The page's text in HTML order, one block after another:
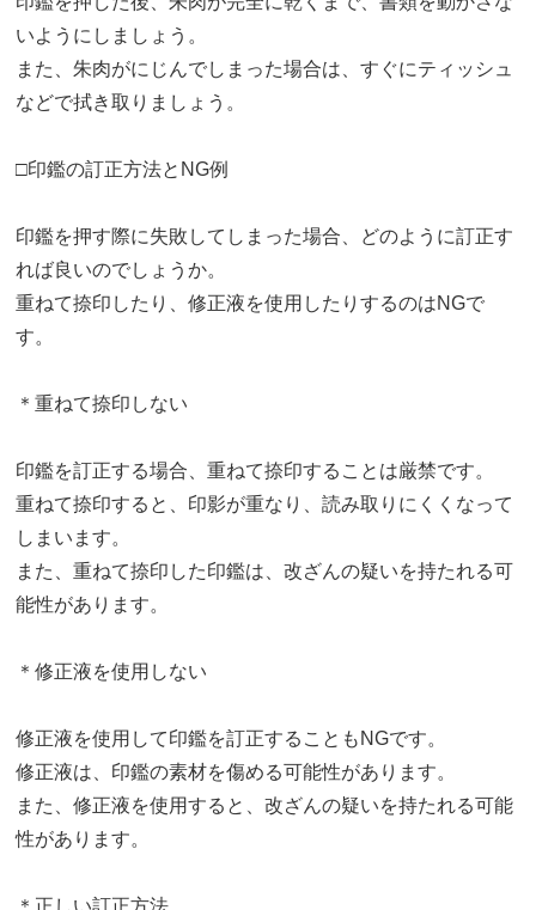
いようにしましょう。
また、朱肉がにじんでしまった場合は、すぐにティッシュ
などで拭き取りましょう。
□印鑑の訂正方法とNG例
印鑑を押す際に失敗してしまった場合、どのように訂正す
れば良いのでしょうか。
重ねて捺印したり、修正液を使用したりするのはNGで
す。
＊重ねて捺印しない
印鑑を訂正する場合、重ねて捺印することは厳禁です。
重ねて捺印すると、印影が重なり、読み取りにくくなって
しまいます。
また、重ねて捺印した印鑑は、改ざんの疑いを持たれる可
能性があります。
＊修正液を使用しない
修正液を使用して印鑑を訂正することもNGです。
修正液は、印鑑の素材を傷める可能性があります。
また、修正液を使用すると、改ざんの疑いを持たれる可能
性があります。
＊正しい訂正方法